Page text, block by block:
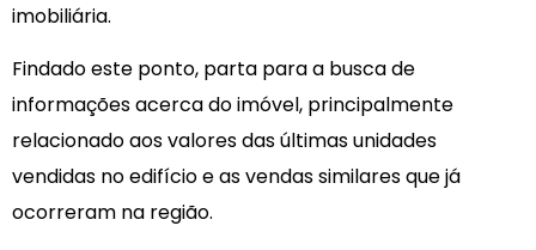
imobiliária.
Findado este ponto, parta para a busca de
informações acerca do imóvel, principalmente
relacionado aos valores das últimas unidades
vendidas no edifício e as vendas similares que já
ocorreram na região.